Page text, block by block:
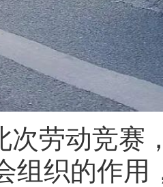
次劳动竞赛
组织的作用